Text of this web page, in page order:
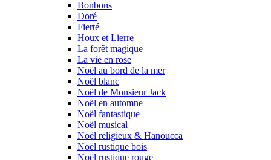
Bonbons
Doré
Fierté
Houx et Lierre
La forêt magique
La vie en rose
Noël au bord de la mer
Noël blanc
Noël de Monsieur Jack
Noël en automne
Noël fantastique
Noël musical
Noël religieux & Hanoucca
Noël rustique bois
Noël rustique rouge